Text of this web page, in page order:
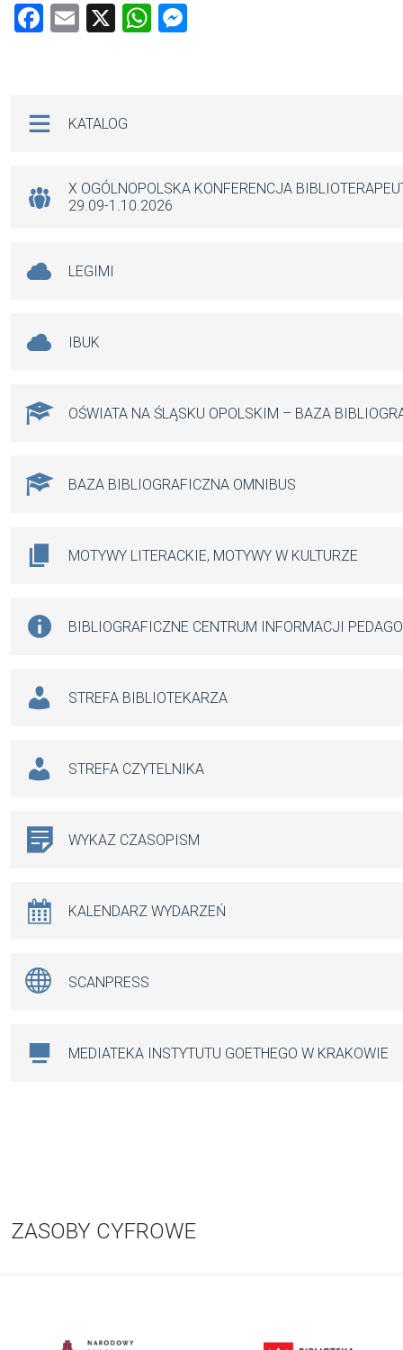
F
o
k
E
X
W
p
KATALOG
X OGÓLNOPOLSKA KONFERENCJA
29.09-1.10.2026
LEGIMI
IBUK
OŚWIATA NA ŚLĄSKU OPOLSKIM – BAZA
BAZA BIBLIOGRAFICZNA OMNIBUS
MOTYWY LITERACKIE, MOTYWY W KULTURZE
BIBLIOGRAFICZNE CENTRUM INFORMACJI
STREFA BIBLIOTEKARZA
STREFA CZYTELNIKA
WYKAZ CZASOPISM
KALENDARZ WYDARZEŃ
SCANPRESS
MEDIATEKA INSTYTUTU GOETHEGO W KRAKOWIE
ZASOBY CYFROWE